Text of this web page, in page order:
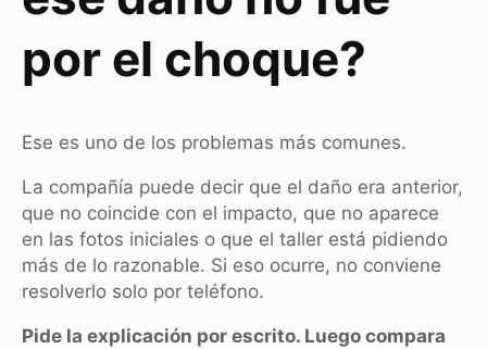
por el choque?
Ese es uno de los problemas más comunes.
La compañía puede decir que el daño era anterior,
que no coincide con el impacto, que no aparece
en las fotos iniciales o que el taller está pidiendo
más de lo razonable. Si eso ocurre, no conviene
resolverlo solo por teléfono.
Pide la explicación por escrito. Luego compara